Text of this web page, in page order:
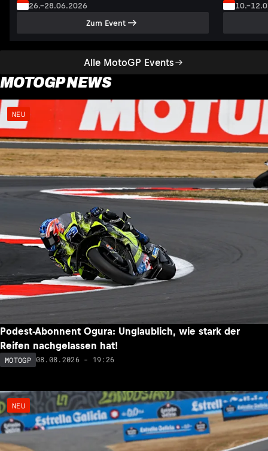
Alle MotoGP Events
26.–28.06.2026
Zum Event
MOTOGP NEWS
NEU
Podest-Abonnent Ogura: Unglaublich, wie stark der
Reifen nachgelassen hat!
MOTOGP 08.08.2026 - 19:26
NEU